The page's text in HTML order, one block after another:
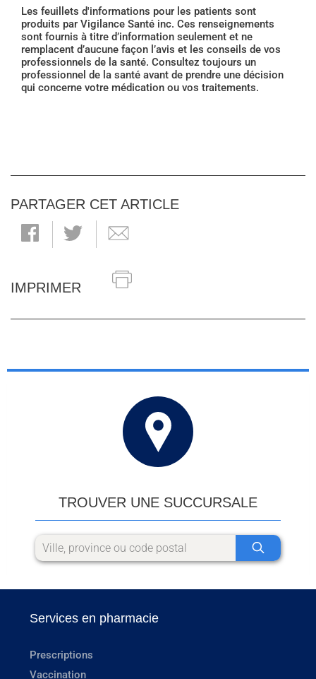
Les feuillets d'informations pour les patients sont
produits par Vigilance Santé inc. Ces renseignements
sont fournis à titre d’information seulement et ne
remplacent d’aucune façon l’avis et les conseils de vos
professionnels de la santé. Consultez toujours un
professionnel de la santé avant de prendre une décision
qui concerne votre médication ou vos traitements.
PARTAGER CET ARTICLE
IMPRIMER
TROUVER UNE SUCCURSALE
Services en pharmacie
Prescriptions
Vaccination